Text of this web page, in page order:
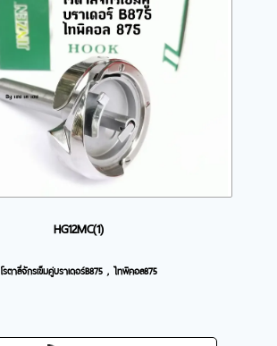
HG12MC(1)
โรตาลี่จักรเข็มคู่บราเดอร์B875 , ไทพิคอล875